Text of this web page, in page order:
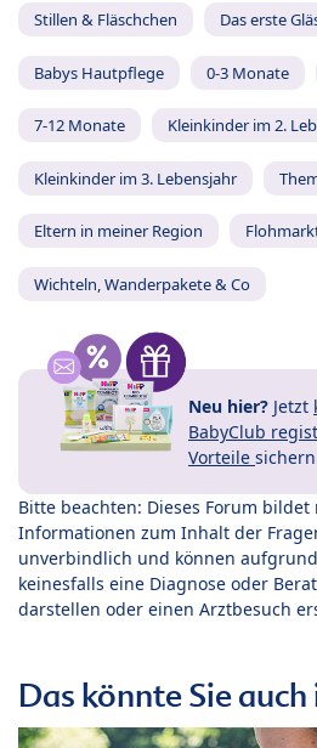
Stillen & Fläschchen Das erste
Babys Hautpflege 0-3 Monate
7-12 Monate Kleinkinder im 2.
Kleinkinder im 3. Lebensjahr
Eltern in meiner Region
Wichteln, Wanderpakete & Co
Neu hier? Jetzt
BabyClub
Vorteile
Bitte beachten: Dieses Forum
Informationen zum Inhalt der
unverbindlich und können
keinesfalls eine Diagnose oder
darstellen oder einen Arztbesuch
Das könnte Sie